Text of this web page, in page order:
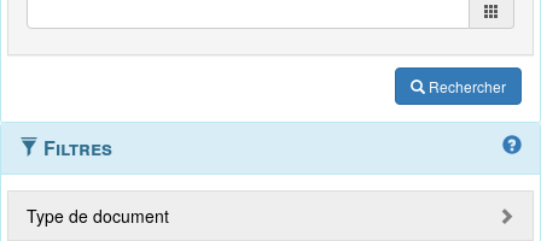
Rechercher
Filtres
Type de document